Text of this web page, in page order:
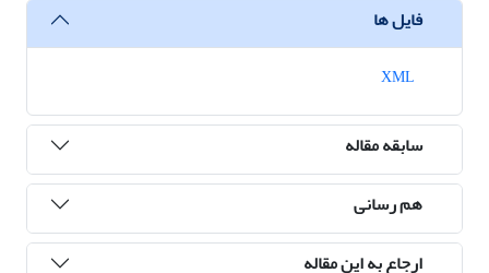
فایل ها
سابقه مقاله
هم رسانی
ارجاع به این مقاله